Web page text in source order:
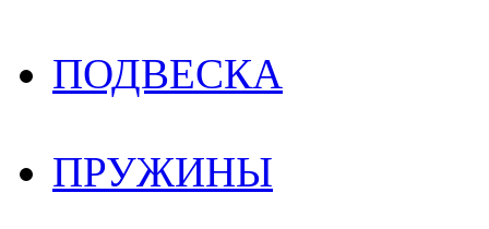
ПОДВЕСКА
ПРУЖИНЫ